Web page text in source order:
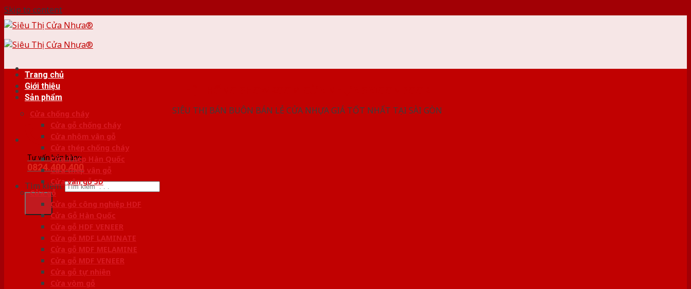
Skip to content
SIÊU THỊ BÁN BUÔN BÁN LẺ CỬA NHỰA GIÁ TỐT NHẤT TẠI SÀI GÒN
Tư vấn bán hàng
0824.400.400
Tìm kiếm:
Trang chủ
Giới thiệu
Sản phẩm
Cửa chống cháy
Cửa gỗ chống cháy
Cửa nhôm vân gỗ
Cửa thép chống cháy
Cửa Thép Hàn Quốc
Cửa thép vân gỗ
Cửa vân gỗ 5D
Cửa gỗ
Cửa gỗ công nghiệp HDF
Cửa Gỗ Hàn Quốc
Cửa gỗ HDF VENEER
Cửa gỗ MDF LAMINATE
Cửa gỗ MDF MELAMINE
Cửa gỗ MDF VENEER
Cửa gỗ tự nhiên
Cửa vòm gỗ